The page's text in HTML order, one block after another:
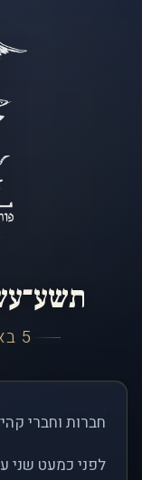
5 באוגוסט 2007 – 2026
חברות וחברי